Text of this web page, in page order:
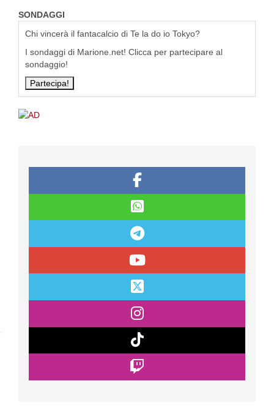
SONDAGGI
Chi vincerà il fantacalcio di Te la do io Tokyo?
I sondaggi di Marione.net! Clicca per partecipare al
sondaggio!